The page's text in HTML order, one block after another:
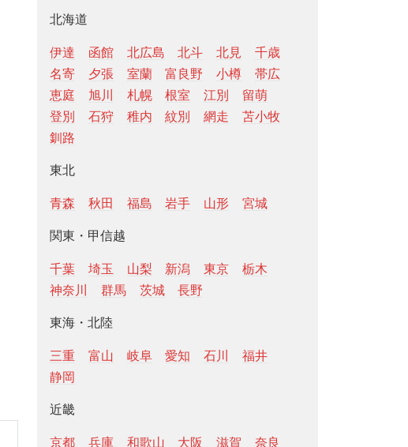
北海道
伊達 函館 北広島 北斗 北見
千歳
名寄
夕張 室蘭 富良野 小樽
帯広
恵庭
旭川 札幌 根室 江別
留萌
登別
石狩 稚内 紋別 網走
苫小牧
釧路
東北
青森 秋田 福島 岩手 山形 宮城
関東・甲信越
千葉 埼玉 山梨 新潟 東京
栃木
神奈川
群馬 茨城 長野
東海・北陸
三重 富山 岐阜 愛知 石川
福井
静岡
近畿
京都 兵庫 和歌山 大阪 滋賀 奈良